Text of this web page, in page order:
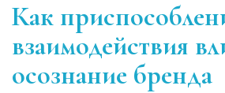
Как
взаимодействия
осознание бренда